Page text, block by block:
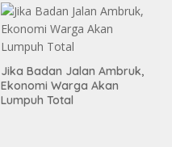
Jika Badan Jalan Ambruk,
Ekonomi Warga Akan
Lumpuh Total